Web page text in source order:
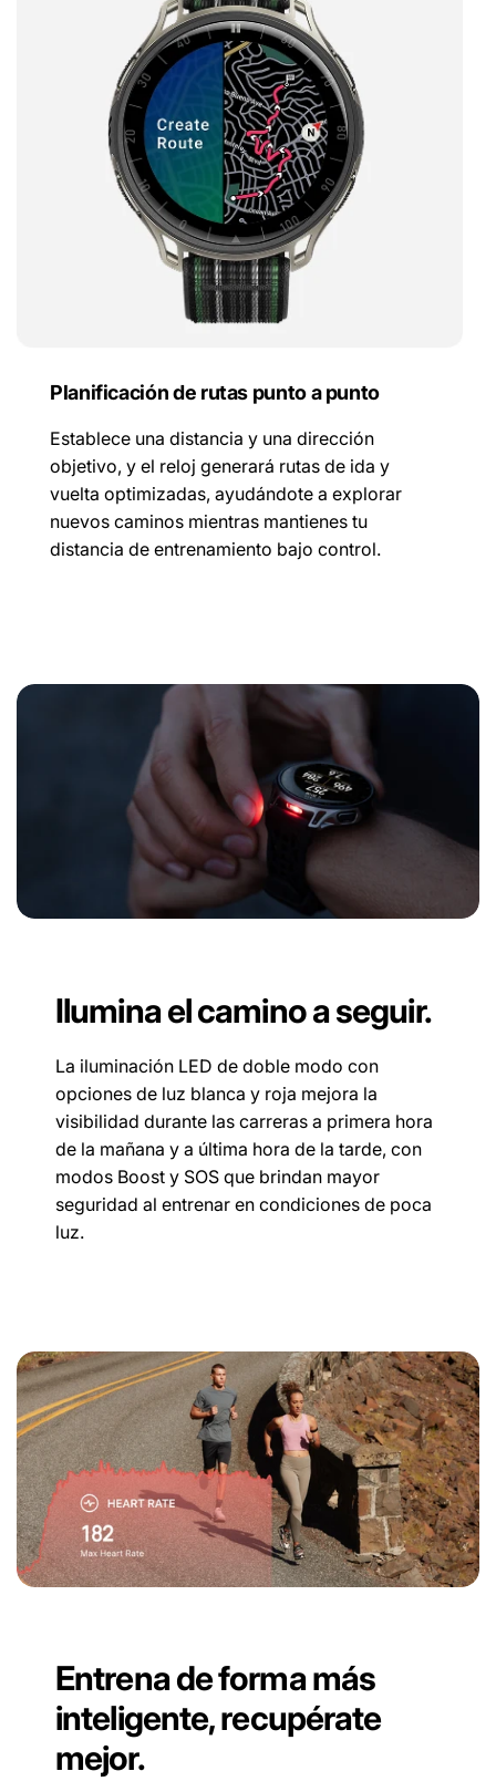
Planificación de rutas punto a punto
Establece una distancia y una dirección
objetivo, y el reloj generará rutas de ida y
vuelta optimizadas, ayudándote a explorar
nuevos caminos mientras mantienes tu
distancia de entrenamiento bajo control.
Ilumina el camino a seguir.
La iluminación LED de doble modo con
opciones de luz blanca y roja mejora la
visibilidad durante las carreras a primera hora
de la mañana y a última hora de la tarde, con
modos Boost y SOS que brindan mayor
seguridad al entrenar en condiciones de poca
luz.
Entrena de forma más
inteligente, recupérate
mejor.